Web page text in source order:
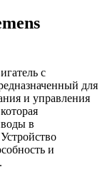
с
для
и управления
в
и